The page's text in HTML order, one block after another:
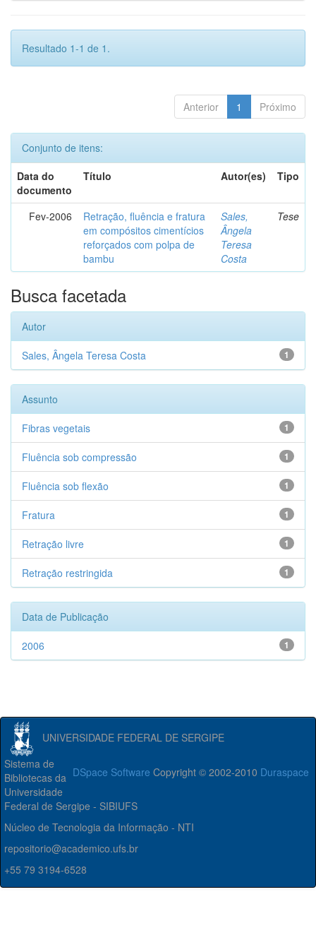
Resultado 1-1 de 1.
Anterior 1 Próximo
Conjunto de itens:
Data do
documento
Título Autor(es) Tipo
Fev-2006
Retração, fluência e fratura
em compósitos cimentícios
reforçados com polpa de
bambu
Sales,
Ângela
Teresa
Costa
Tese
Busca facetada
Autor
1
Sales, Ângela Teresa Costa
Assunto
1
Fibras vegetais
1
Fluência sob compressão
1
Fluência sob flexão
1
Fratura
1
Retração livre
1
Retração restringida
Data de Publicação
1
2006
UNIVERSIDADE FEDERAL DE SERGIPE
DSpace Software Copyright © 2002-2010 Duraspace
Sistema de
Bibliotecas da
Universidade
Federal de Sergipe - SIBIUFS
Núcleo de Tecnologia da Informação - NTI
repositorio@academico.ufs.br
+55 79 3194-6528